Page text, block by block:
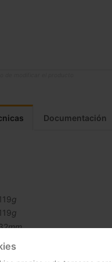
Documentación
g
g
mm
140